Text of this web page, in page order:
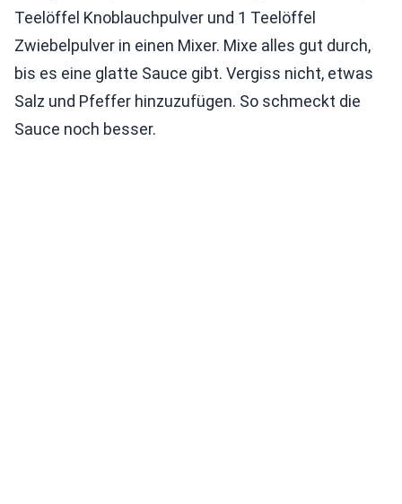
Teelöffel Knoblauchpulver und 1 Teelöffel
Zwiebelpulver in einen Mixer. Mixe alles gut durch,
bis es eine glatte Sauce gibt. Vergiss nicht, etwas
Salz und Pfeffer hinzuzufügen. So schmeckt die
Sauce noch besser.